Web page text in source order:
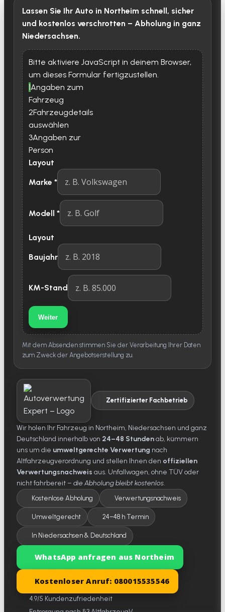
Lassen Sie Ihr Auto in Northeim schnell, sicher
und kostenlos verschrotten – Abholung in ganz
Niedersachsen.
Bitte aktiviere JavaScript in deinem Browser,
um dieses Formular fertigzustellen.
1Angaben zum
Fahrzeug
2Fahrzeugdetails
auswählen
3Angaben zur
Person
Layout
Marke *
Modell *
Layout
Baujahr
KM-Stand
Weiter
Mit dem Absenden stimmen Sie der Verarbeitung Ihrer Daten
zum Zweck der Angebotserstellung zu.
Zertifizierter Fachbetrieb
Wir holen Ihr Fahrzeug in Northeim, Niedersachsen und ganz
Deutschland innerhalb von 24–48 Stundenab, kümmern
uns um die umweltgerechte Verwertung nach
Altfahrzeugverordnung und stellen Ihnen den offiziellen
Verwertungsnachweis aus. Unfallwagen, ohne TÜV oder
nicht fahrbereit – die Abholung bleibt kostenlos.
Kostenlose Abholung Verwertungsnachweis
Umweltgerecht 24–48 h Termin
In Niedersachsen & Deutschland
WhatsApp anfragen aus Northeim
Kostenloser Anruf: 080015535546
4.9/5 Kundenzufriedenheit